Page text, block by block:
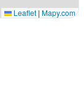
Leaflet | Mapy.com